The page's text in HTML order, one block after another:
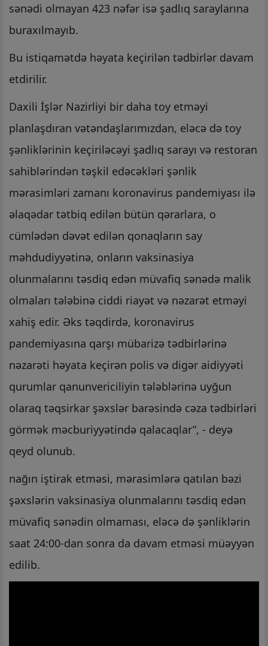
sənədi olmayan 423 nəfər isə şadlıq saraylarına
buraxılmayıb.
Bu istiqamətdə həyata keçirilən tədbirlər davam
etdirilir.
Daxili İşlər Nazirliyi bir daha toy etməyi
planlaşdıran vətəndaşlarımızdan, eləcə də toy
şənliklərinin keçiriləcəyi şadlıq sarayı və restoran
sahiblərindən təşkil edəcəkləri şənlik
mərasimləri zamanı koronavirus pandemiyası ilə
əlaqədar tətbiq edilən bütün qərarlara, o
cümlədən dəvət edilən qonaqların say
məhdudiyyətinə, onların vaksinasiya
olunmalarını təsdiq edən müvafiq sənədə malik
olmaları tələbinə ciddi riayət və nəzarət etməyi
xahiş edir. Əks təqdirdə, koronavirus
pandemiyasına qarşı mübarizə tədbirlərinə
nəzarəti həyata keçirən polis və digər aidiyyəti
qurumlar qanunvericiliyin tələblərinə uyğun
olaraq təqsirkar şəxslər barəsində cəza tədbirləri
görmək məcburiyyətində qalacaqlar”, - deyə
qeyd olunub.
nağın iştirak etməsi, mərasimlərə qatılan bəzi
şəxslərin vaksinasiya olunmalarını təsdiq edən
müvafiq sənədin olmaması, eləcə də şənliklərin
saat 24:00-dan sonra da davam etməsi müəyyən
edilib.